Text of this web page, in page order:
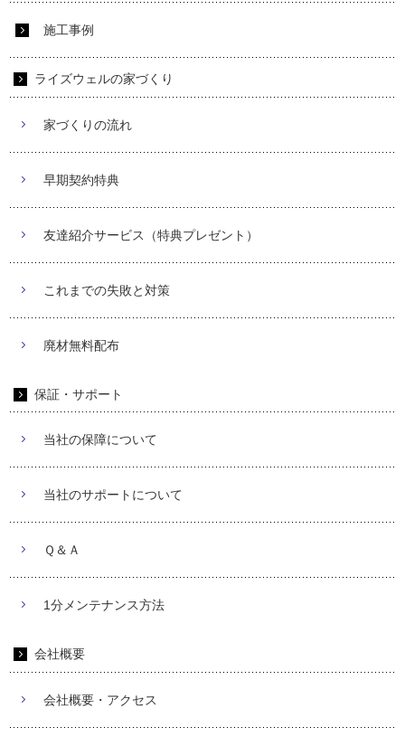
施工事例
ライズウェルの家づくり
家づくりの流れ
早期契約特典
友達紹介サービス（特典プレゼント）
これまでの失敗と対策
廃材無料配布
保証・サポート
当社の保障について
当社のサポートについて
Ｑ＆Ａ
1分メンテナンス方法
会社概要
会社概要・アクセス